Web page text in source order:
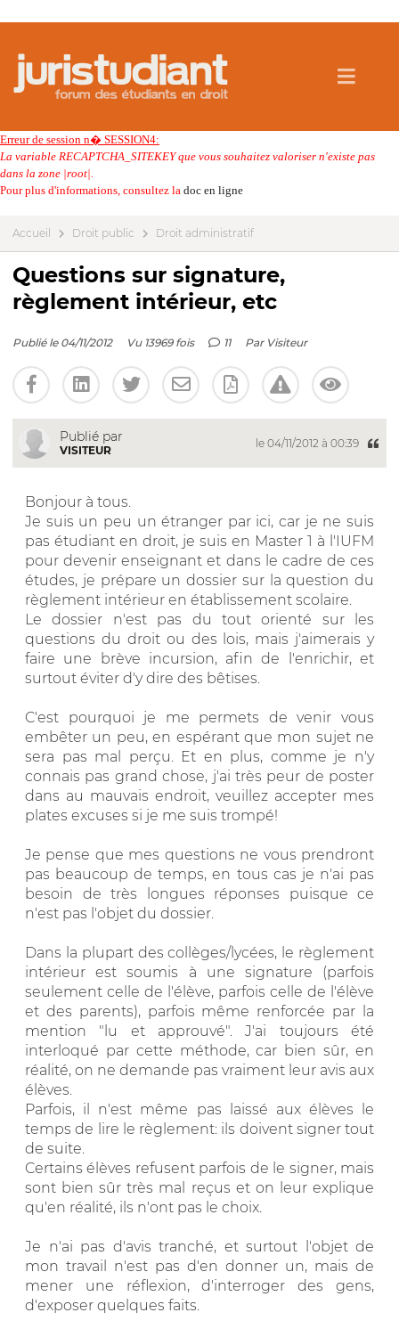
Erreur de session n� SESSION4:
La variable RECAPTCHA_SITEKEY que vous souhaitez valoriser n'existe pas
dans la zone |root|.
Pour plus d'informations, consultez la doc en ligne
Accueil Droit public Droit administratif
Questions sur signature,
règlement intérieur, etc
Publié le 04/11/2012 Vu 13969 fois 11 Par Visiteur
Publié par
VISITEUR
le 04/11/2012 à 00:39
Bonjour à tous.
Je suis un peu un étranger par ici, car je ne suis
pas étudiant en droit, je suis en Master 1 à l'IUFM
pour devenir enseignant et dans le cadre de ces
études, je prépare un dossier sur la question du
règlement intérieur en établissement scolaire.
Le dossier n'est pas du tout orienté sur les
questions du droit ou des lois, mais j'aimerais y
faire une brève incursion, afin de l'enrichir, et
surtout éviter d'y dire des bêtises.
C'est pourquoi je me permets de venir vous
embêter un peu, en espérant que mon sujet ne
sera pas mal perçu. Et en plus, comme je n'y
connais pas grand chose, j'ai très peur de poster
dans au mauvais endroit, veuillez accepter mes
plates excuses si je me suis trompé!
Je pense que mes questions ne vous prendront
pas beaucoup de temps, en tous cas je n'ai pas
besoin de très longues réponses puisque ce
n'est pas l'objet du dossier.
Dans la plupart des collèges/lycées, le règlement
intérieur est soumis à une signature (parfois
seulement celle de l'élève, parfois celle de l'élève
et des parents), parfois même renforcée par la
mention "lu et approuvé". J'ai toujours été
interloqué par cette méthode, car bien sûr, en
réalité, on ne demande pas vraiment leur avis aux
élèves.
Parfois, il n'est même pas laissé aux élèves le
temps de lire le règlement: ils doivent signer tout
de suite.
Certains élèves refusent parfois de le signer, mais
sont bien sûr très mal reçus et on leur explique
qu'en réalité, ils n'ont pas le choix.
Je n'ai pas d'avis tranché, et surtout l'objet de
mon travail n'est pas d'en donner un, mais de
mener une réflexion, d'interroger des gens,
d'exposer quelques faits.